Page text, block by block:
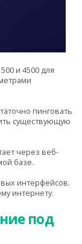
и 4500 для
пинговать
существующую
через веб-
базе.
интерфейсов.
интернету.
под